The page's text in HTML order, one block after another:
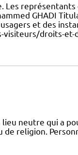
Les
GHADI
et des
droits-et-
neutre qui a
de religion.